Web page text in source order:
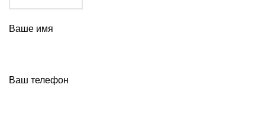
Ваше имя
Ваш телефон